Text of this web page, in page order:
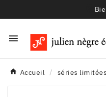

Accueil séries limitées